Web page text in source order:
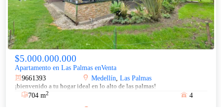
$5.000.000.000
Apartamento en Las Palmas enVenta
9661393
Medellín, Las Palmas
¡bienvenido a tu hogar ideal en lo alto de las palmas!
704 m2 4